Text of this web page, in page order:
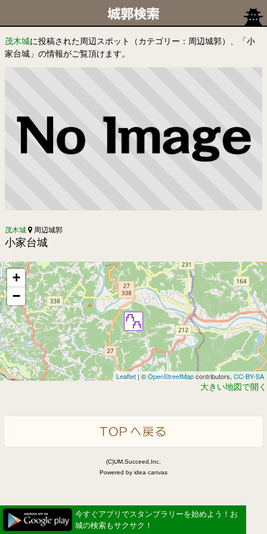
茂木城に投稿された周辺スポット（カテゴリー：周辺城郭）、「小
家台城」の情報がご覧頂けます。
茂木城 周辺城郭
小家台城
+
−
Leaflet | ©OpenStreetMapcontributors, CC-BY-SA
大きい地図で開く
(C)UM.Succeed,Inc.
Powered by idea canvas
今すぐアプリでスタンプラリーを始めよう！お
城の検索もサクサク！